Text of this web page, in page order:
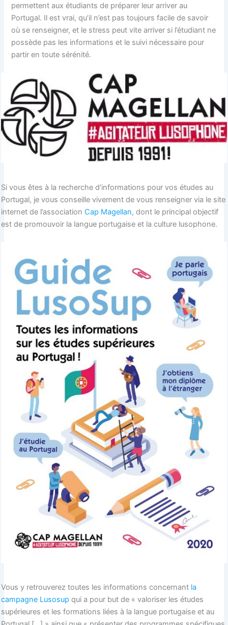
permettent aux étudiants de préparer leur arriver au
Portugal. Il est vrai, qu’il n’est pas toujours facile de savoir
où se renseigner, et le stress peut vite arriver si l’étudiant ne
possède pas les informations et le suivi nécessaire pour
partir en toute sérénité.
Si vous êtes à la recherche d’informations pour vos études au
Portugal, je vous conseille vivement de vous renseigner via le site
internet de l’association Cap Magellan, dont le principal objectif
est de promouvoir la langue portugaise et la culture lusophone.
Vous y retrouverez toutes les informations concernant la
campagne Lusosup qui a pour but de « valoriser les études
supérieures et les formations liées à la langue portugaise et au